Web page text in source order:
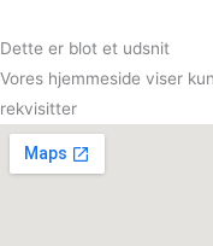
Dette er blot et udsnit
Vores hjemmeside viser
rekvisitter